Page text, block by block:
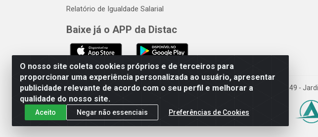
O nosso site coleta cookies próprios e de terceiros para
proporcionar uma experiência personalizada ao usuário, apresentar
publicidade relevante de acordo com o seu perfil e melhorar a
qualidade do nosso site.
Aceito Negar não essenciais Preferências de Cookies
Relatório de Igualdade Salarial
Baixe já o APP da Distac
Distac Distribuidora - Av. Durval de Góes Monteiro, 7049 -